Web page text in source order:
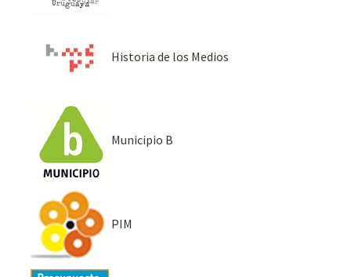
Historia de los Medios
Municipio B
PIM